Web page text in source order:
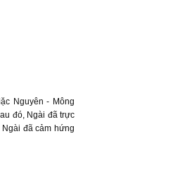
Nguyên - Mông
đó, Ngài đã trực
đã cảm hứng